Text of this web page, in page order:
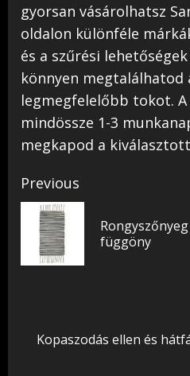
gyorsan vásárolhatsz
oldalon különféle
és a szűrési
könnyen megtalálhatod
legmegfelelőbb tokot.
mindössze 1-3
megkapod a
Post
navigation
Previous
függöny
Next
Kopaszodás ellen és